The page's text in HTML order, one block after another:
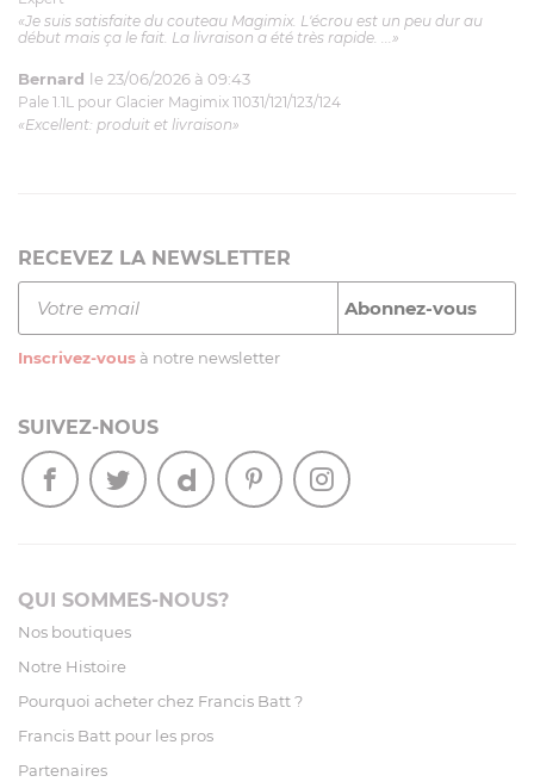
«Je suis satisfaite du couteau Magimix. L'écrou est un peu dur au
début mais ça le fait. La livraison a été très rapide. ...»
Bernard le 23/06/2026 à 09:43
Pale 1.1L pour Glacier Magimix 11031/121/123/124
«Excellent: produit et livraison»
RECEVEZ LA NEWSLETTER
Inscrivez-vous à notre newsletter
SUIVEZ-NOUS
QUI SOMMES-NOUS?
Nos boutiques
Notre Histoire
Pourquoi acheter chez Francis Batt ?
Francis Batt pour les pros
Partenaires